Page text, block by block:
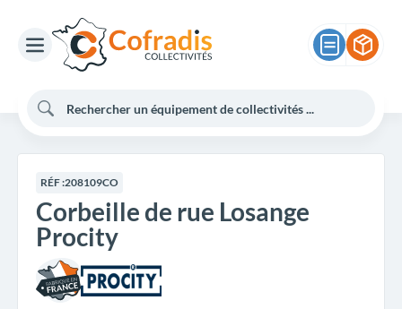
RÉF :208109CO
Corbeille de rue Losange
Procity